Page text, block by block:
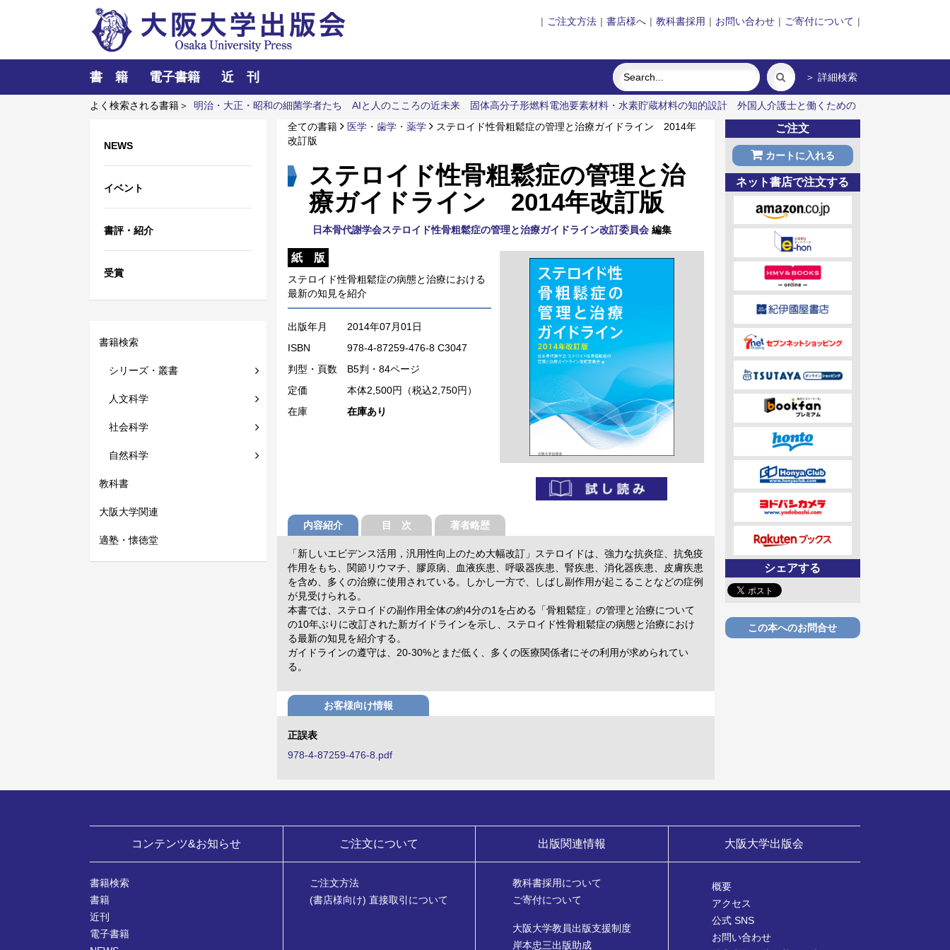
| ご注文方法 | 書店様へ | 教科書採用 | お問い合わせ | ご寄付について |
書 籍 電子書籍 近 刊 ＞ 詳細検索
よく検索される書籍＞ 明治・大正・昭和の細菌学者たち AIと人のこころの近未来 固体高分子形燃料電池要素材料・水素貯蔵材料の知的設計
外国人介護士と働くための
近代日本における企業家の諸系譜
NEWS
イベント
書評・紹介
受賞
書籍検索
シリーズ・叢書
人文科学
社会科学
自然科学
教科書
大阪大学関連
適塾・懐徳堂
全ての書籍 医学・歯学・薬学
ステロイド性骨粗鬆症の管理と治療ガイドライン 2014年
改訂版
ステロイド性骨粗鬆症の管理と治
療ガイドライン 2014年改訂版
日本骨代謝学会ステロイド性骨粗鬆症の管理と治療ガイドライン改訂委員会 編集
紙 版
ステロイド性骨粗鬆症の病態と治療における
最新の知見を紹介
出版年月
2014年07月01日
ISBN
978-4-87259-476-8 C3047
判型・頁数 B5判・84ページ
定価
本体2,500円（税込2,750円）
在庫
在庫あり
内容紹介 目 次 著者略歴
「新しいエビデンス活用，汎用性向上のため大幅改訂」ステロイドは、強力な抗炎症、抗免疫
作用をもち、関節リウマチ、膠原病、血液疾患、呼吸器疾患、腎疾患、消化器疾患、皮膚疾患
を含め、多くの治療に使用されている。しかし一方で、しばし副作用が起こることなどの症例
が見受けられる。
本書では、ステロイドの副作用全体の約4分の1を占める「骨粗鬆症」の管理と治療について
の10年ぶりに改訂された新ガイドラインを示し、ステロイド性骨粗鬆症の病態と治療におけ
る最新の知見を紹介する。
ガイドラインの遵守は、20-30%とまだ低く、多くの医療関係者にその利用が求められてい
る。
お客様向け情報
正誤表
978-4-87259-476-8.pdf
ご注文
カートに入れる
ネット書店で注文する
シェアする
この本へのお問合せ
コンテンツ&お知らせ
書籍検索
書籍
近刊
電子書籍
ご注文について
ご注文方法
(書店様向け) 直接取引について
出版関連情報
教科書採用について
ご寄付について
大阪大学教員出版支援制度
岸本忠三出版助成
大阪大学出版会
概要
アクセス
公式 SNS
お問い合わせ